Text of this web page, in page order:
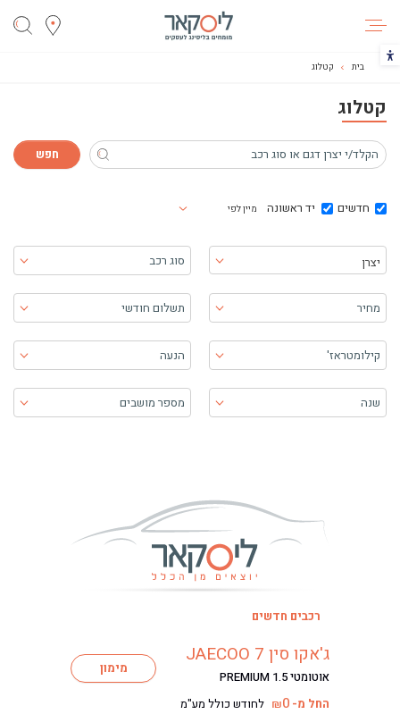
הכפתור משנה את צבעי הקונטרסט
בית קטלוג
קטלוג
חדשים יד ראשונה מיין לפי
בחר יצרן
יצרן סוג רכב
מחיר תשלום חודשי
קילומטראז' הנעה
שנה מספר מושבים
רכבים חדשים
ג'אקו סין JAECOO 7
אוטומטי PREMIUM 1.5 מימון
החל מ- ₪0 לחודש כולל מע"מ